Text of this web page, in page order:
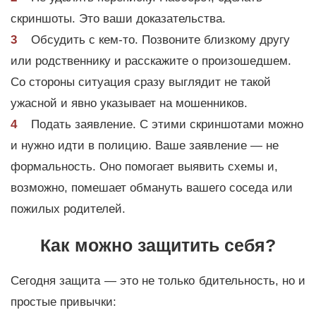
скриншоты. Это ваши доказательства.
Обсудить с кем-то. Позвоните близкому другу
или родственнику и расскажите о произошедшем.
Со стороны ситуация сразу выглядит не такой
ужасной и явно указывает на мошенников.
Подать заявление. С этими скриншотами можно
и нужно идти в полицию. Ваше заявление — не
формальность. Оно помогает выявить схемы и,
возможно, помешает обмануть вашего соседа или
пожилых родителей.
Как можно защитить себя?
Сегодня защита — это не только бдительность, но и
простые привычки: